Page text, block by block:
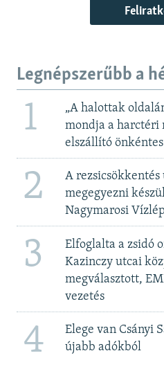
Legnépszerűbb a
1
„A halottak
mondja a harctéri
elszállító önkéntes
2
A
megegyezni
Nagymarosi
3
Elfoglalta a zsidó
Kazinczy utcai
megválasztott,
vezetés
4
Elege van Csányi
újabb adókból